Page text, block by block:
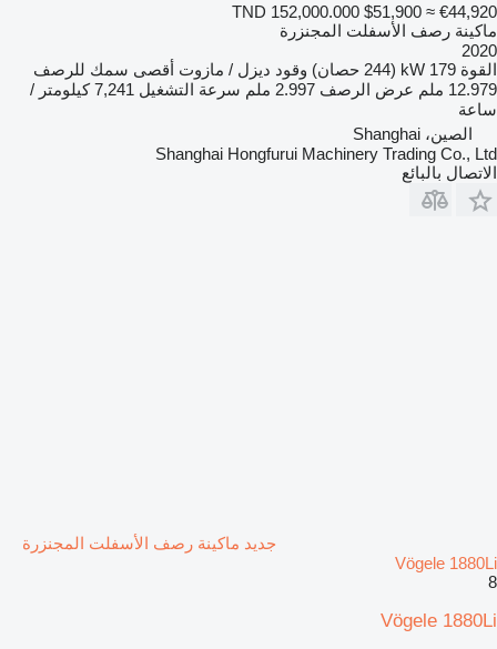
TND 152,000.000 $51,900 ≈ €44,920
ماكينة رصف الأسفلت المجنزرة
2020
القوة 179 kW (244 حصان) وقود ديزل / مازوت أقصى سمك للرصف
12.979 ملم
عرض الرصف 2.997 ملم سرعة التشغيل
7,241 كيلومتر /
ساعة
الصين، Shanghai
Shanghai Hongfurui Machinery Trading Co., Ltd
الاتصال بالبائع
جديد ماكينة رصف الأسفلت المجنزرة
Vögele 1880Li
8
Vögele 1880Li